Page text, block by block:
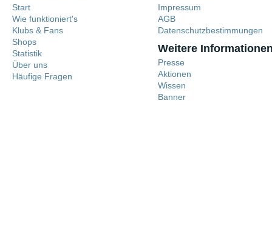
Start
Wie funktioniert's
Klubs & Fans
Shops
Statistik
Über uns
Häufige Fragen
Impressum
AGB
Datenschutzbestimmungen
Weitere
Presse
Aktionen
Wissen
Banner